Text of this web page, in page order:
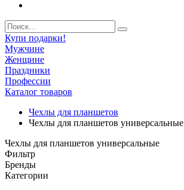
Купи подарки!
Мужчине
Женщине
Праздники
Профессии
Каталог товаров
Чехлы для планшетов
Чехлы для планшетов универсальные
Чехлы для планшетов универсальные
Фильтр
Бренды
Категории